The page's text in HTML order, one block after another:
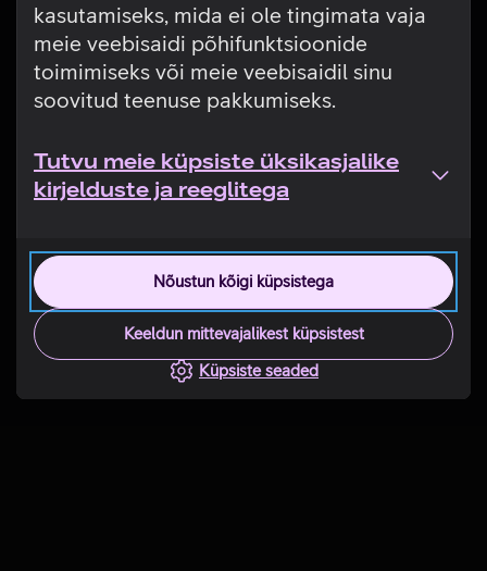
kasutamiseks, mida ei ole tingimata vaja
meie veebisaidi põhifunktsioonide
toimimiseks või meie veebisaidil sinu
soovitud teenuse pakkumiseks.
Tutvu meie küpsiste üksikasjalike
kirjelduste ja reeglitega
Nõustun kõigi küpsistega
Keeldun mittevajalikest küpsistest
Küpsiste seaded
Tehniline viga